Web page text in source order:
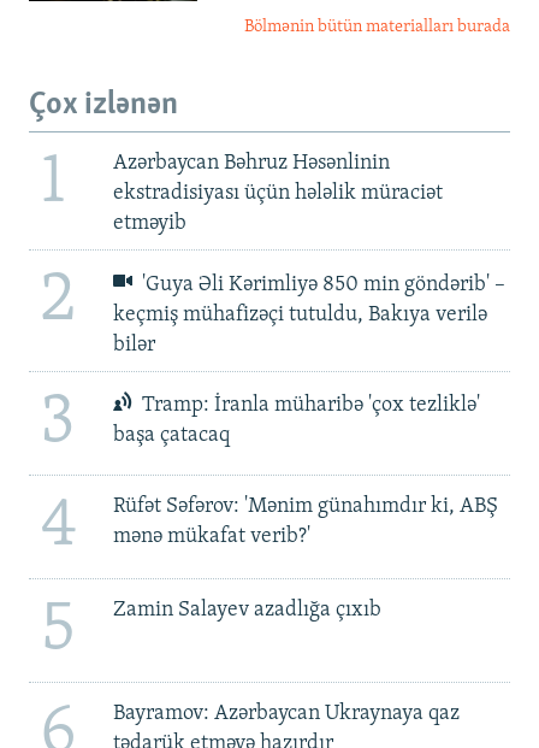
Bölmənin bütün materialları burada
Çox izlənən
1
Azərbaycan Bəhruz Həsənlinin
ekstradisiyası üçün hələlik müraciət
etməyib
2
'Guya Əli Kərimliyə 850 min göndərib' –
keçmiş mühafizəçi tutuldu, Bakıya verilə
bilər
3
Tramp: İranla müharibə 'çox tezliklə'
başa çatacaq
4
Rüfət Səfərov: 'Mənim günahımdır ki, ABŞ
mənə mükafat verib?'
5 Zamin Salayev azadlığa çıxıb
6
Bayramov: Azərbaycan Ukraynaya qaz